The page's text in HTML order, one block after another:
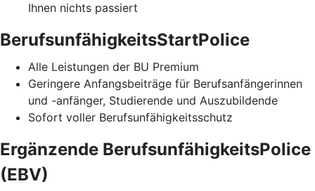
Ihnen nichts passiert
BerufsunfähigkeitsStartPolice
Alle Leistungen der BU Premium
Geringere Anfangsbeiträge für Berufsanfängerinnen
und -anfänger, Studierende und Auszubildende
Sofort voller Berufsunfähigkeitsschutz
Ergänzende BerufsunfähigkeitsPolice
(EBV)